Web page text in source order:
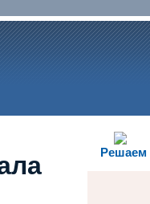
Решаем